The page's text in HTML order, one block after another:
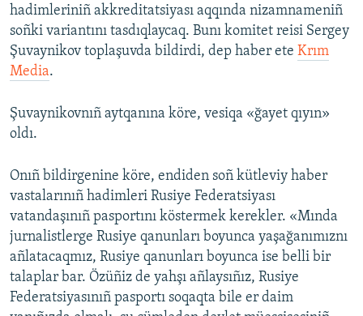
hadimleriniñ akkreditatsiyası aqqında nizamnameniñ
soñki variantını tasdıqlaycaq. Bunı komitet reisi Sergey
Şuvaynikov toplaşuvda bildirdi, dep haber ete Krım
Media.
Şuvaynikovnıñ aytqanına köre, vesiqa «ğayet qıyın»
oldı.
Onıñ bildirgenine köre, endiden soñ kütleviy haber
vastalarınıñ hadimleri Rusiye Federatsiyası
vatandaşınıñ pasportını köstermek kerekler. «Mında
jurnalistlerge Rusiye qanunları boyunca yaşağanımıznı
añlatacaqmız, Rusiye qanunları boyunca ise belli bir
talaplar bar. Özüñiz de yahşı añlaysıñız, Rusiye
Federatsiyasınıñ pasportı soqaqta bile er daim